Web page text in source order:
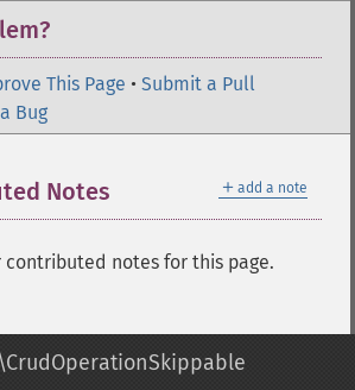
This Page • Submit a Pull
Bug
＋ add a note
Notes
contributed notes for this page.